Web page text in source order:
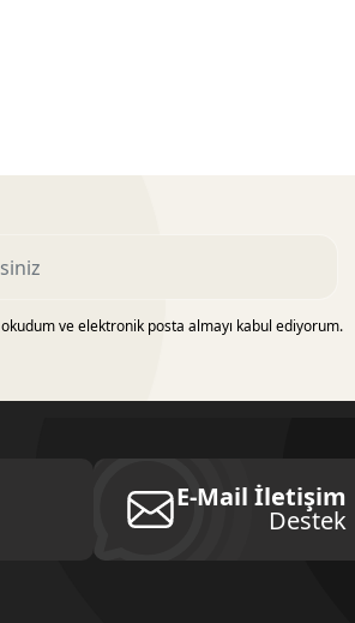
okudum ve elektronik posta almayı kabul ediyorum.
E-Mail İletişim
Destek